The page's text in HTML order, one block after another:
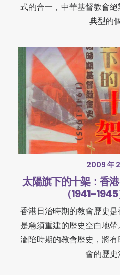
式的合一，中華基督教會
典型的
2009 年 2
太陽旗下的十架：香
（1941-
香港日治時期的教會歷史
是急須重建的歷史空白地
淪陷時期的教會歷史，將
會的歷史